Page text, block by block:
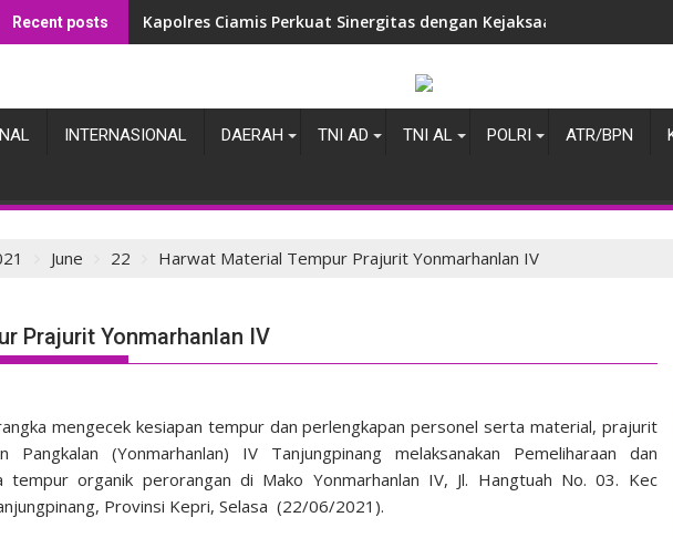
Recent posts Kapolres Ciamis Perkuat Sinergitas dengan Kejaksaan Negeri,
INTERNASIONAL DAERAH TNI AD TNI AL POLRI ATR/BPN
June 22 Harwat Material Tempur Prajurit Yonmarhanlan IV
Prajurit Yonmarhanlan IV
mengecek kesiapan tempur dan perlengkapan personel serta material, prajurit
Pangkalan (Yonmarhanlan) IV Tanjungpinang melaksanakan Pemeliharaan dan
organik perorangan di Mako Yonmarhanlan IV, Jl. Hangtuah No. 03. Kec
Provinsi Kepri, Selasa (22/06/2021).